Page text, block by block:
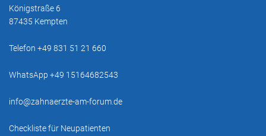
Königstraße 6
87435 Kempten
Telefon +49 831 51 21 660
WhatsApp +49 15164682543
info@zahnaerzte-am-forum.de
Checkliste für Neupatienten